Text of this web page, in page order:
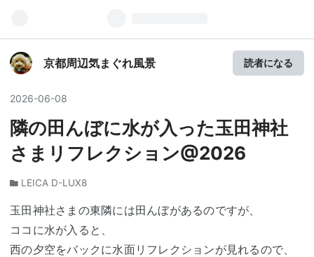
京都周辺気まぐれ風景 読者になる
2026-06-08
隣の田んぼに水が入った玉田神社
さまリフレクション@2026
LEICA D-LUX8
玉田神社さまの東隣には田んぼがあるのですが、
ココに水が入ると、
西の夕空をバックに水面リフレクションが見れるので、